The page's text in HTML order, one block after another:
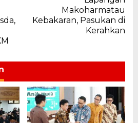
Makoharmatau
Kebakaran, Pasukan di
Kerahkan